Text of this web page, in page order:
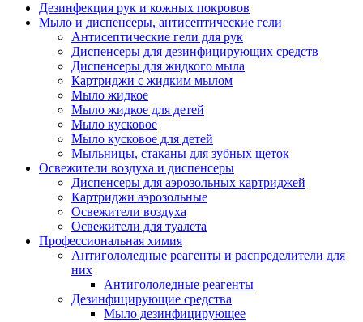
Дезинфекция рук и кожных покровов
Мыло и диспенсеры, антисептические гели
Антисептические гели для рук
Диспенсеры для дезинфицирующих средств
Диспенсеры для жидкого мыла
Картриджи с жидким мылом
Мыло жидкое
Мыло жидкое для детей
Мыло кусковое
Мыло кусковое для детей
Мыльницы, стаканы для зубных щеток
Освежители воздуха и диспенсеры
Диспенсеры для аэрозольных картриджей
Картриджи аэрозольные
Освежители воздуха
Освежители для туалета
Профессиональная химия
Антигололедные реагенты и распределители для
них
Антигололедные реагенты
Дезинфицирующие средства
Мыло дезинфицирующее